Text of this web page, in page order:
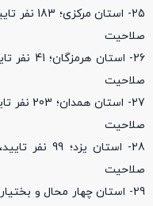
صلاحیت
صلاحیت
صلاحیت
صلاحیت